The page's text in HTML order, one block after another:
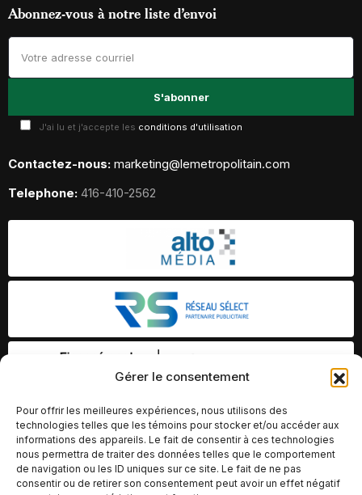
Gérer le consentement
Pour offrir les meilleures expériences, nous utilisons des
technologies telles que les témoins pour stocker et/ou accéder aux
informations des appareils. Le fait de consentir à ces technologies
nous permettra de traiter des données telles que le comportement
de navigation ou les ID uniques sur ce site. Le fait de ne pas
consentir ou de retirer son consentement peut avoir un effet négatif
Abonnez-vous à notre liste d’envoi
J'ai lu et j'accepte les conditions d'utilisation
Contactez-nous: marketing@lemetropolitain.com
Telephone: 416-410-2562